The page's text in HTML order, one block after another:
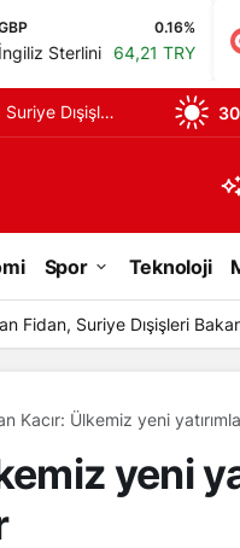
0.16%
TRY
BIST
Bist 100
Dışişleri
Spor Teknoloji
Fidan, Suriye Dışişleri
Kacır: Ülkemiz yeni
yeni